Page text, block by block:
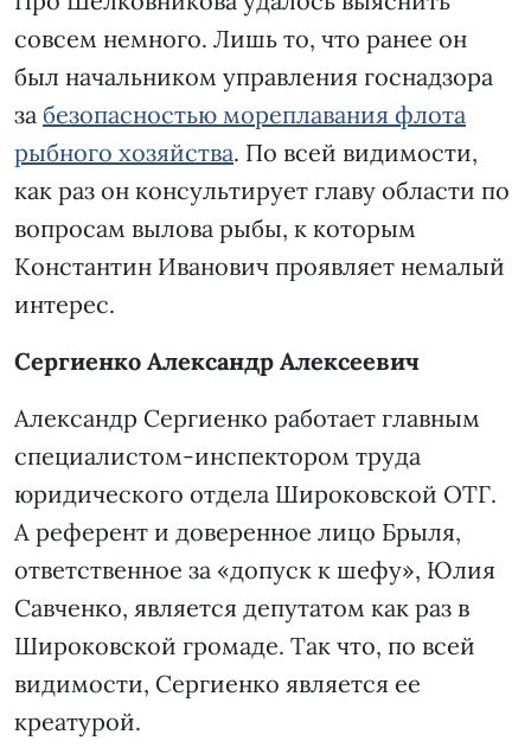
совсем немного. Лишь то, что ранее он
был начальником управления госнадзора
за безопасностью мореплавания флота
рыбного хозяйства. По всей видимости,
как раз он консультирует главу области по
вопросам вылова рыбы, к которым
Константин Иванович проявляет немалый
интерес.
Сергиенко Александр Алексеевич
Александр Сергиенко работает главным
специалистом-инспектором труда
юридического отдела Широковской ОТГ.
А референт и доверенное лицо Брыля,
ответственное за «допуск к шефу», Юлия
Савченко, является депутатом как раз в
Широковской громаде. Так что, по всей
видимости, Сергиенко является ее
креатурой.